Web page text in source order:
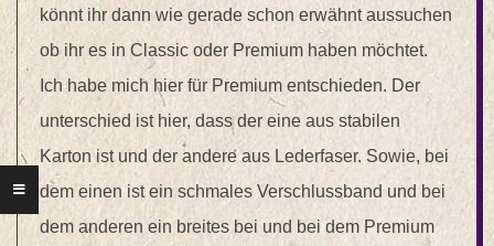
könnt ihr dann wie gerade schon erwähnt aussuchen
ob ihr es in Classic oder Premium haben möchtet.
Ich habe mich hier für Premium entschieden. Der
unterschied ist hier, dass der eine aus stabilen
Karton ist und der andere aus Lederfaser. Sowie, bei
dem einen ist ein schmales Verschlussband und bei
dem anderen ein breites bei und bei dem Premium